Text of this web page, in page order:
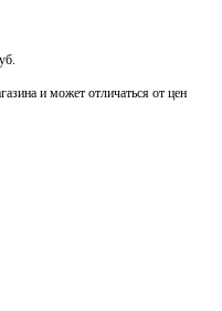
и может отличаться от цен